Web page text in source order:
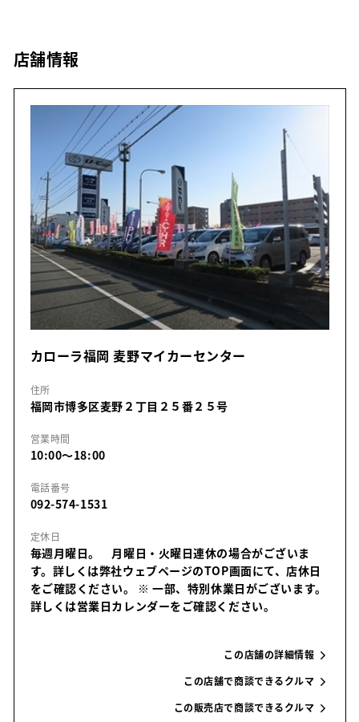
店舗情報
カローラ福岡 麦野マイカーセンター
住所
福岡市博多区麦野２丁目２５番２５号
営業時間
10:00～18:00
電話番号
092-574-1531
定休日
毎週月曜日。 月曜日・火曜日連休の場合がございま
す。詳しくは弊社ウェブページのTOP画面にて、店休日
をご確認ください。 ※ 一部、特別休業日がございます。
詳しくは営業日カレンダーをご確認ください。
この店舗の詳細情報
この店舗で商談できるクルマ
この販売店で商談できるクルマ